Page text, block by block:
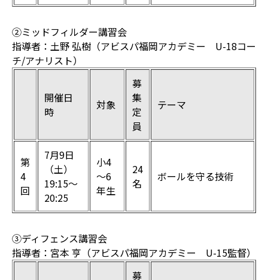
②ミッドフィルダー講習会
指導者：土野 弘樹（アビスパ福岡アカデミー U-18コー
チ/アナリスト）
開催日
時
対象
募
集
定
員
テーマ
第
4
回
7月9日
（土）
19:15〜
20:25
小4
～6
年生
24
名
ボールを守る技術
③ディフェンス講習会
指導者：宮本 亨（アビスパ福岡アカデミー U-15監督）
募